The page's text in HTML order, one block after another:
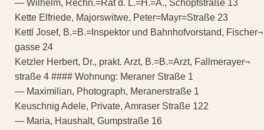
— Wilhelm, Rechn.=Rat d. L.=H.=A., Schöpfstraße 13
Kette Elfriede, Majorswitwe, Peter=Mayr=Straße 23
Kettl Josef, B.=B.=Inspektor und Bahnhofvorstand, Fischer¬
gasse 24
Ketzler Herbert, Dr., prakt. Arzt, B.=B.=Arzt, Fallmerayer¬
straße 4 #### Wohnung: Meraner Straße 1
— Maximilian, Photograph, Meranerstraße 1
Keuschnig Adele, Private, Amraser Straße 122
— Maria, Haushalt, Gumpstraße 16